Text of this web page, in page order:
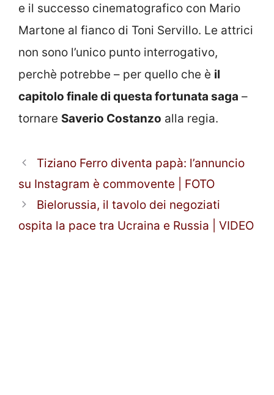
e il successo cinematografico con Mario
Martone al fianco di Toni Servillo. Le attrici
non sono l’unico punto interrogativo,
perchè potrebbe – per quello che è il
capitolo finale di questa fortunata saga –
tornare Saverio Costanzo alla regia.
Tiziano Ferro diventa papà: l’annuncio
su Instagram è commovente | FOTO
Bielorussia, il tavolo dei negoziati
ospita la pace tra Ucraina e Russia | VIDEO